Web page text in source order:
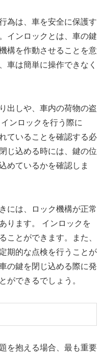
為は、車を安全に保護す
インロックとは、車の鍵
構を作動させることを意
車は簡単に操作できなく
出しや、車内の荷物の盗
ンロックを行う際に
ていることを確認する必
じ込める時には、鍵の位
めているかを確認しま
には、ロック機構が正常
ります。 インロックを
ことができます。また、
期的な点検を行うことが
の鍵を閉じ込める際に発
ができるでしょう。
を抱える場合、最も重要